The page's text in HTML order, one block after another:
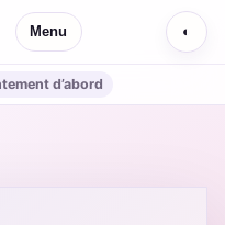
Menu ◐
d’abord